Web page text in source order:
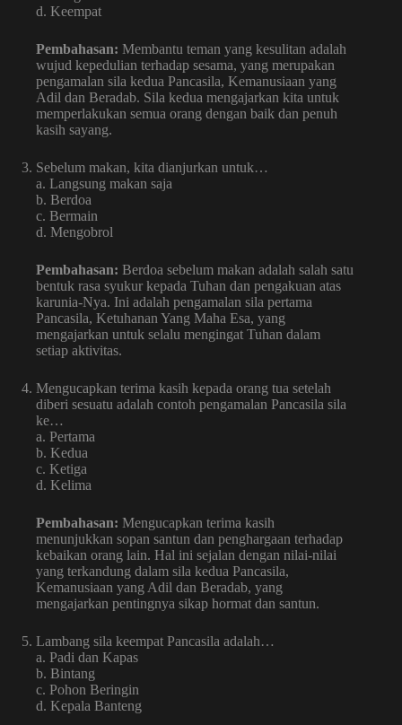
d. Keempat
Pembahasan: Membantu teman yang kesulitan adalah
wujud kepedulian terhadap sesama, yang merupakan
pengamalan sila kedua Pancasila, Kemanusiaan yang
Adil dan Beradab. Sila kedua mengajarkan kita untuk
memperlakukan semua orang dengan baik dan penuh
kasih sayang.
Sebelum makan, kita dianjurkan untuk…
a. Langsung makan saja
b. Berdoa
c. Bermain
d. Mengobrol
Pembahasan: Berdoa sebelum makan adalah salah satu
bentuk rasa syukur kepada Tuhan dan pengakuan atas
karunia-Nya. Ini adalah pengamalan sila pertama
Pancasila, Ketuhanan Yang Maha Esa, yang
mengajarkan untuk selalu mengingat Tuhan dalam
setiap aktivitas.
Mengucapkan terima kasih kepada orang tua setelah
diberi sesuatu adalah contoh pengamalan Pancasila sila
ke…
a. Pertama
b. Kedua
c. Ketiga
d. Kelima
Pembahasan: Mengucapkan terima kasih
menunjukkan sopan santun dan penghargaan terhadap
kebaikan orang lain. Hal ini sejalan dengan nilai-nilai
yang terkandung dalam sila kedua Pancasila,
Kemanusiaan yang Adil dan Beradab, yang
mengajarkan pentingnya sikap hormat dan santun.
Lambang sila keempat Pancasila adalah…
a. Padi dan Kapas
b. Bintang
c. Pohon Beringin
d. Kepala Banteng